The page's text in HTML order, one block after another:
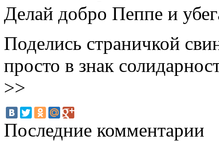
Делай добро Пеппе и
Поделись страничкой
просто в знак
>>
Последние комментарии